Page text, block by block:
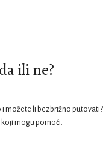
ili ne?
i možete li bezbrižno putovati?
mogu pomoći.